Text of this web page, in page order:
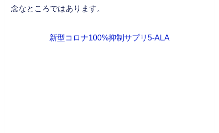
念なところではあります。
新型コロナ100%抑制サプリ5-ALA